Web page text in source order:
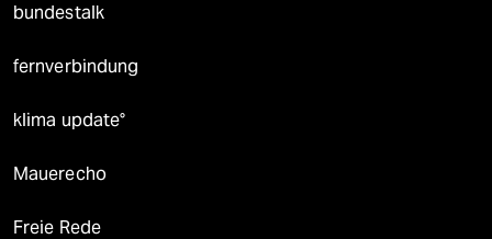
bundestalk
fernverbindung
klima update°
Mauerecho
Freie Rede